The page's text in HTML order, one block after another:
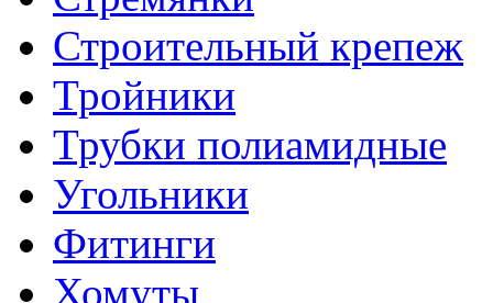
Строительный крепеж
Тройники
Трубки полиамидные
Угольники
Фитинги
Хомуты